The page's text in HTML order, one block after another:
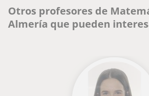
Otros profesores de
Almería que pueden